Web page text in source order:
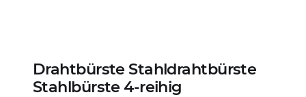
Drahtbürste Stahldrahtbürste
Stahlbürste 4-reihig